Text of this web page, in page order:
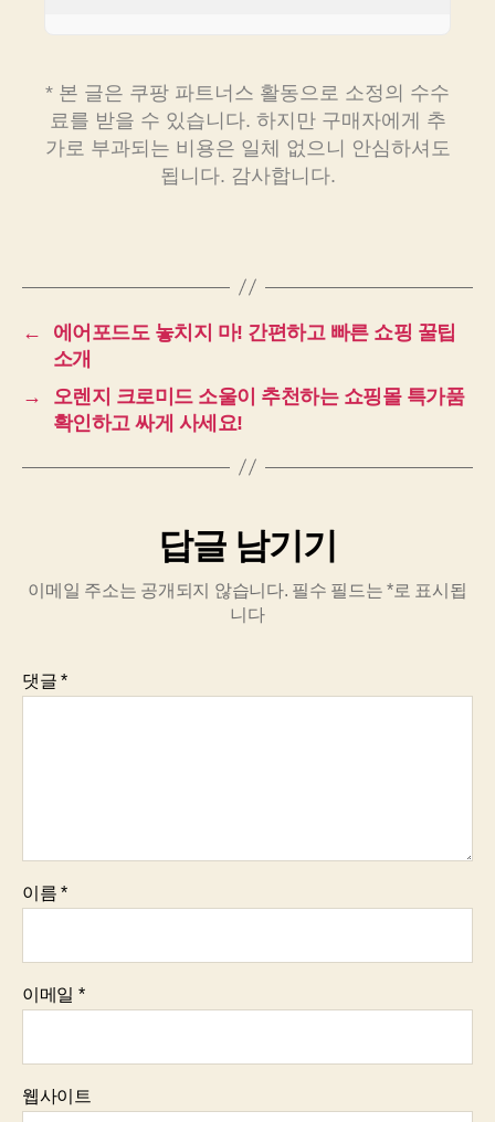
* 본 글은 쿠팡 파트너스 활동으로 소정의 수수
료를 받을 수 있습니다. 하지만 구매자에게 추
가로 부과되는 비용은 일체 없으니 안심하셔도
됩니다. 감사합니다.
←
에어포드도 놓치지 마! 간편하고 빠른 쇼핑 꿀팁
소개
→
오렌지 크로미드 소울이 추천하는 쇼핑몰 특가품
확인하고 싸게 사세요!
답글 남기기
이메일 주소는 공개되지 않습니다. 필수 필드는*로 표시됩
니다
댓글*
이름*
이메일 *
웹사이트